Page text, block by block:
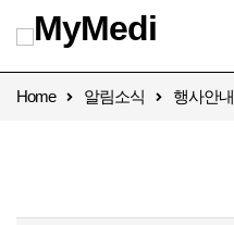
Home 알림소식 행사안내